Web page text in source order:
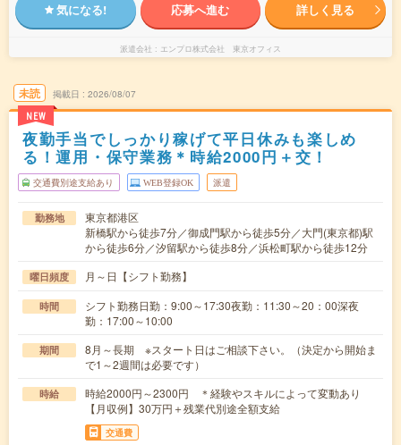
気になる! 応募へ進む 詳しく見る
派遣会社 エンプロ株式会社 東京オフィス
未読
NEW
掲載日 2026/08/07
夜勤手当でしっかり稼げて平日休みも楽しめ
る！運用・保守業務＊時給2000円＋交！
交通費別途支給あり WEB登録OK 派遣
勤務地
東京都港区
新橋駅から徒歩7分／御成門駅から徒歩5分／大門(東京都)駅
から徒歩6分／汐留駅から徒歩8分／浜松町駅から徒歩12分
曜日頻度 月～日【シフト勤務】
時間
シフト勤務日勤：9:00～17:30夜勤：11:30～20：00深夜
勤：17:00～10:00
期間
8月～長期 ※スタート日はご相談下さい。（決定から開始ま
で1～2週間は必要です）
時給
時給2000円～2300円 ＊経験やスキルによって変動あり
【月収例】30万円＋残業代別途全額支給
交通費